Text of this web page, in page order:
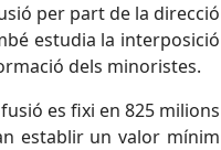
per part de la direcció
estudia la interposició
dels minoristes.
es fixi en 825 milions
establir un valor mínim